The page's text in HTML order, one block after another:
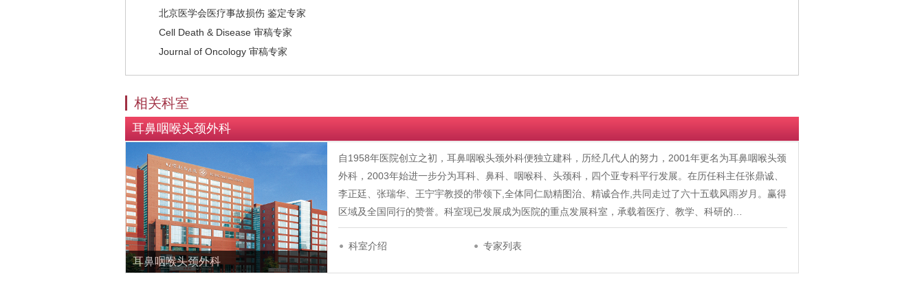
北京医学会医疗事故损伤 鉴定专家
Cell Death & Disease 审稿专家
Journal of Oncology 审稿专家
相关科室
耳鼻咽喉头颈外科
耳鼻咽喉头颈外科
自1958年医院创立之初，耳鼻咽喉头颈外科便独立建科，历经几代人的努力，2001年更名为耳鼻咽喉头颈
外科，2003年始进一步分为耳科、鼻科、咽喉科、头颈科，四个亚专科平行发展。在历任科主任张鼎诚、
李正廷、张瑞华、王宁宇教授的带领下,全体同仁励精图治、精诚合作,共同走过了六十五载风雨岁月。赢得
区域及全国同行的赞誉。科室现已发展成为医院的重点发展科室，承载着医疗、教学、科研的…
科室介绍 专家列表